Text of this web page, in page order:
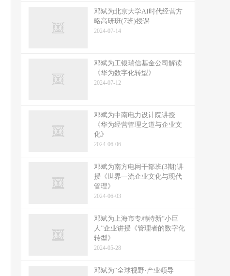
邓斌为北京大学AI时代经营方
略高研班(7班)授课
2024-07-14
邓斌为工银瑞信基金公司解读
《华为数字化转型》
2024-07-12
邓斌为中南电力设计院讲授
《华为经营管理之道与企业文
化》
2024-06-06
邓斌为南方电网干部班(3期)讲
授《世界一流企业文化与现代
管理》
2024-06-03
邓斌为上海市专精特新“小巨
人”企业讲授《管理者的数字化
转型》
2024-05-28
邓斌为“全球视野·产业领导